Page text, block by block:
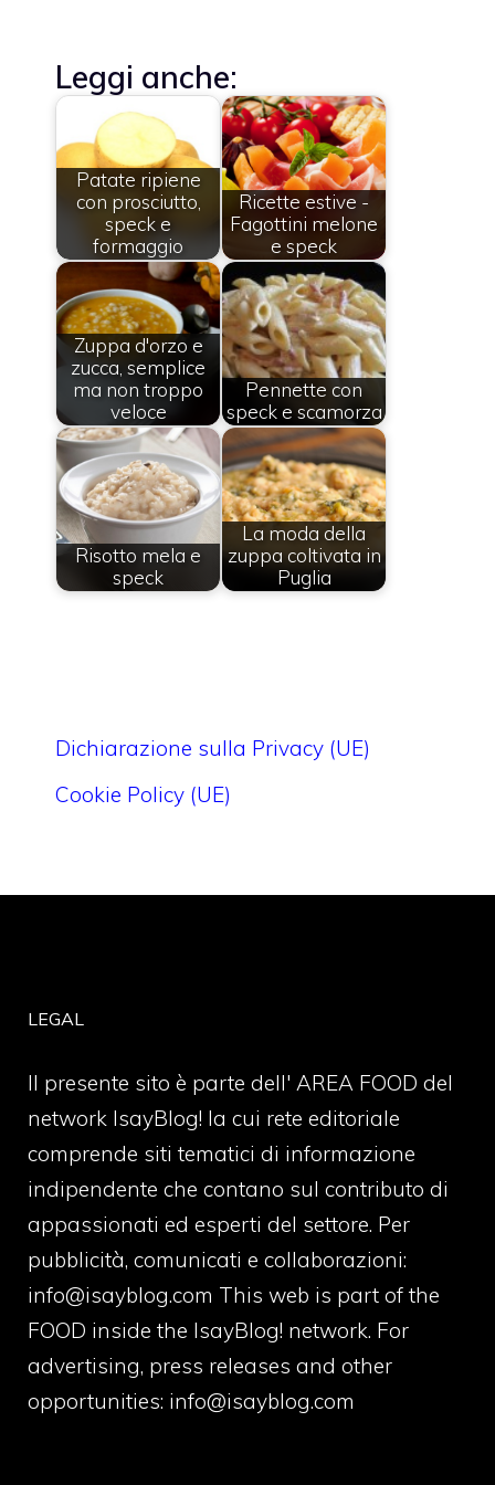
Leggi anche:
Patate ripiene
con prosciutto,
speck e
formaggio
Ricette estive -
Fagottini melone
e speck
Zuppa d'orzo e
zucca, semplice
ma non troppo
veloce
Pennette con
speck e scamorza
Risotto mela e
speck
La moda della
zuppa coltivata in
Puglia
Dichiarazione sulla Privacy (UE)
Cookie Policy (UE)
LEGAL
Il presente sito è parte dell' AREA FOOD del
network IsayBlog! la cui rete editoriale
comprende siti tematici di informazione
indipendente che contano sul contributo di
appassionati ed esperti del settore. Per
pubblicità, comunicati e collaborazioni:
info@isayblog.com This web is part of the
FOOD inside the IsayBlog! network. For
advertising, press releases and other
opportunities: info@isayblog.com